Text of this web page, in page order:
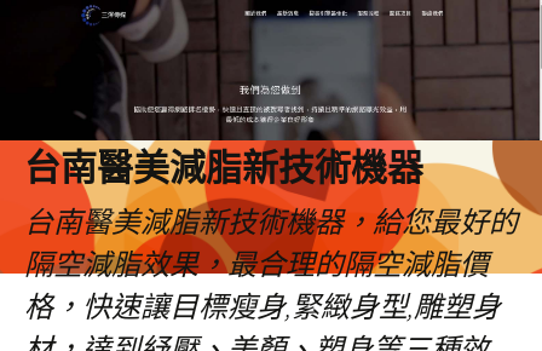
台南醫美減脂新技術機器
台南醫美減脂新技術機器，給您最好的
隔空減脂效果，最合理的隔空減脂價
格，快速讓目標瘦身,緊緻身型,雕塑身